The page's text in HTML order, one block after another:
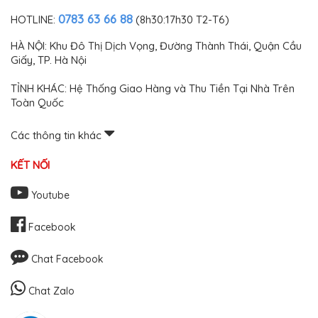
HOTLINE: 0783 63 66 88 (8h30:17h30 T2-T6)
HÀ NỘI: Khu Đô Thị Dịch Vọng, Đường Thành Thái, Quận Cầu
Giấy, TP. Hà Nội
TỈNH KHÁC: Hệ Thống Giao Hàng và Thu Tiền Tại Nhà Trên
Toàn Quốc
Các thông tin khác
KẾT NỐI
Youtube
Facebook
Chat Facebook
Chat Zalo